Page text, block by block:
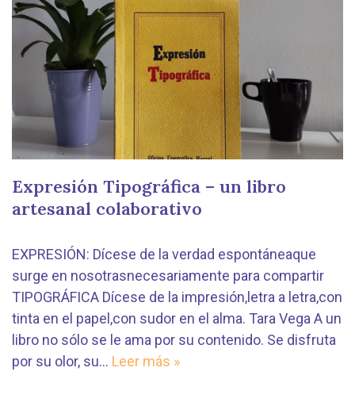
Expresión Tipográfica – un libro
artesanal colaborativo
EXPRESIÓN: Dícese de la verdad espontáneaque
surge en nosotrasnecesariamente para compartir
TIPOGRÁFICA Dícese de la impresión,letra a letra,con
tinta en el papel,con sudor en el alma. Tara Vega A un
libro no sólo se le ama por su contenido. Se disfruta
por su olor, su… Leer más »